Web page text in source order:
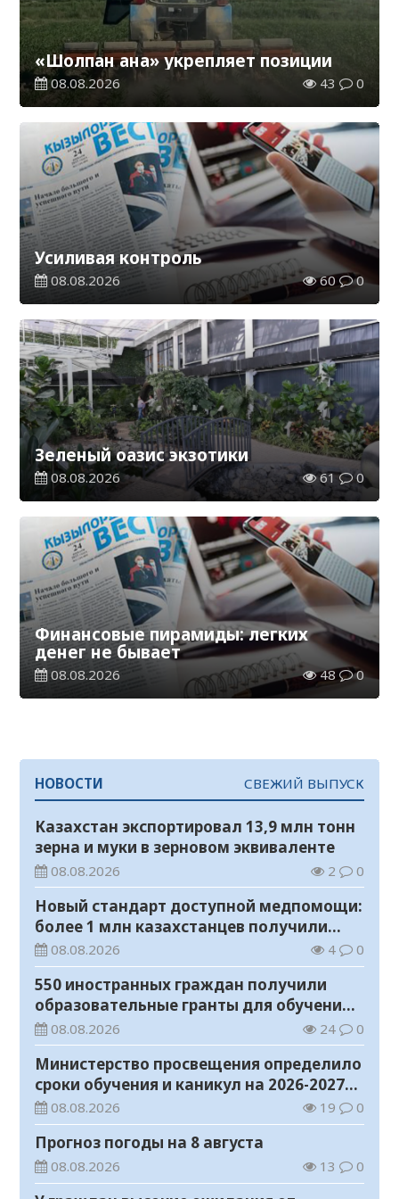
«Шолпан ана» укрепляет позиции
08.08.2026 43 0
Усиливая контроль
08.08.2026 60 0
Зеленый оазис экзотики
08.08.2026 61 0
Финансовые пирамиды: легких
денег не бывает
08.08.2026 48 0
НОВОСТИ СВЕЖИЙ ВЫПУСК
Казахстан экспортировал 13,9 млн тонн
зерна и муки в зерновом эквиваленте
08.08.2026 2 0
Новый стандарт доступной медпомощи:
более 1 млн казахстанцев получили
телемедицинские услуги
08.08.2026 4 0
550 иностранных граждан получили
образовательные гранты для обучения в
Казахстане
08.08.2026 24 0
Министерство просвещения определило
сроки обучения и каникул на 2026-2027
учебный год
08.08.2026 19 0
Прогноз погоды на 8 августа
08.08.2026 13 0